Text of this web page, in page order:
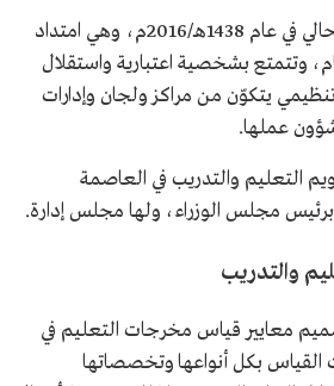
تأسست الهيئة باسمها الحالي في عام 1438هـ/2016م، وهي امتداد
وتتمتع بشخصية اعتبارية واستقلال
يتكوّن من مراكز ولجان وإدارات
عملها.
التعليم والتدريب في العاصمة
برئيس مجلس الوزراء، ولها مجلس إدارة.
والتدريب
معايير قياس مخرجات التعليم في
القياس بكل أنواعها وتخصصاتها